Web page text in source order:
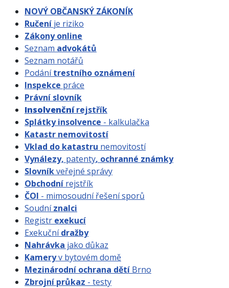
NOVÝ OBČANSKÝ ZÁKONÍK
Ručení je riziko
Zákony online
Seznam advokátů
Seznam notářů
Podánítrestního oznámení
Inspekce práce
Právní slovník
Insolvenčnírejstřík
Splátky insolvence - kalkulačka
Katastr nemovitostí
Vklad do katastru nemovitostí
Vynálezy, patenty, ochranné známky
Slovníkveřejné správy
Obchodní rejstřík
ČOI - mimosoudní řešení sporů
Soudníznalci
Registr exekucí
Exekučnídražby
Nahrávka jako důkaz
Kameryv bytovém domě
Mezinárodní ochrana dětí Brno
Zbrojní průkaz - testy